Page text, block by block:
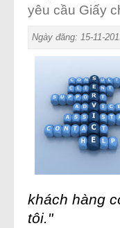
yêu cầu Giấy
Ngày đăng: 15-11-
khách hàng
tôi."